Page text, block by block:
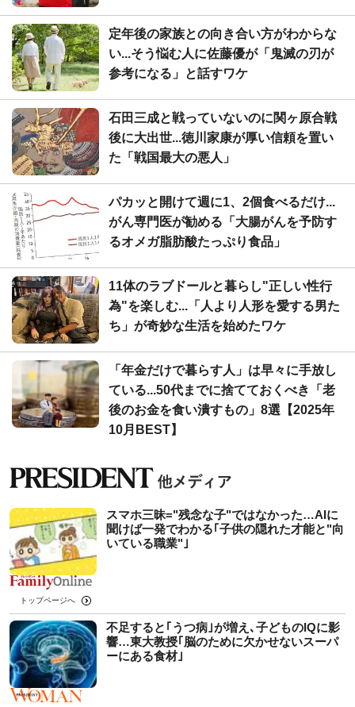
定年後の家族との向き合い方がわからな
い...そう悩む人に佐藤優が「鬼滅の刃が
参考になる」と話すワケ
石田三成と戦っていないのに関ヶ原合戦
後に大出世...徳川家康が厚い信頼を置い
た「戦国最大の悪人」
パカッと開けて週に1、2個食べるだけ...
がん専門医が勧める「大腸がんを予防す
るオメガ脂肪酸たっぷり食品」
11体のラブドールと暮らし"正しい性行
為"を楽しむ...「人より人形を愛する男た
ち」が奇妙な生活を始めたワケ
「年金だけで暮らす人」は早々に手放し
ている...50代までに捨てておくべき「老
後のお金を食い潰すもの」8選【2025年
10月BEST】
スマホ三昧="残念な子"ではなかった…AIに
聞けば一発でわかる｢子供の隠れた才能と"向
いている職業"｣
トップページへ
不足すると｢うつ病｣が増え､子どものIQに影
響…東大教授｢脳のために欠かせないスーパ
ーにある食材｣